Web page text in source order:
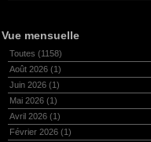
Vue mensuelle
Toutes (1158)
Août 2026 (1)
Juin 2026 (1)
Mai 2026 (1)
Avril 2026 (1)
Février 2026 (1)